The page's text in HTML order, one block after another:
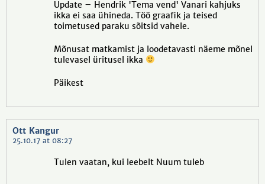
Update – Hendrik 'Tema vend' Vanari kahjuks
ikka ei saa ühineda. Töö graafik ja teised
toimetused paraku sõitsid vahele.
Mõnusat matkamist ja loodetavasti näeme mõnel
tulevasel üritusel ikka
Päikest
Ott Kangur
25.10.17 at 08:27
Tulen vaatan, kui leebelt Nuum tuleb